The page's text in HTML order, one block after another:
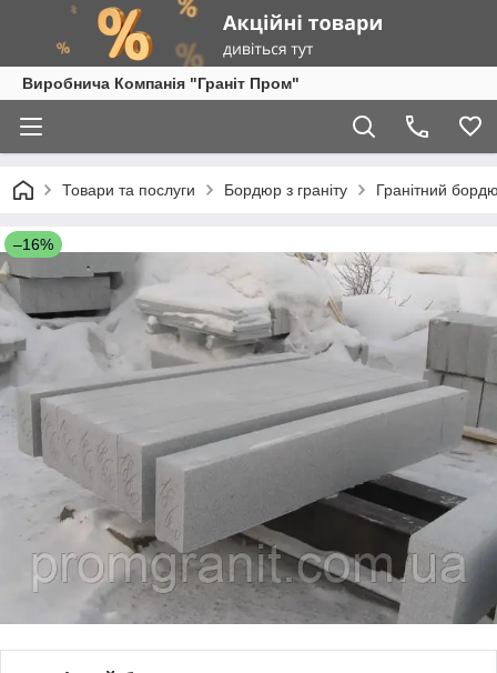
Виробнича Компанія "Граніт Пром"
Товари та послуги Бордюр з граніту Гранітний
–16%